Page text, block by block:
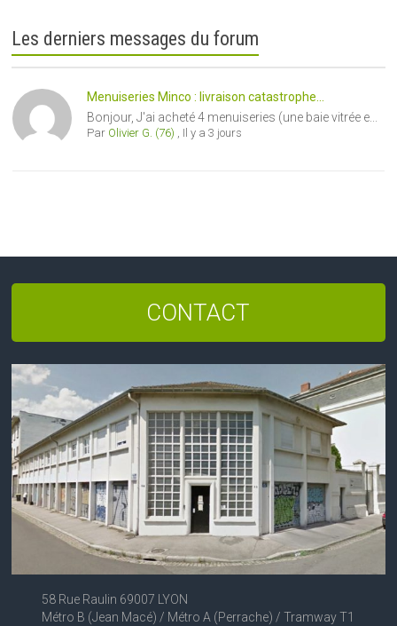
Les derniers messages du forum
Menuiseries Minco : livraison catastrophe...
Bonjour, J'ai acheté 4 menuiseries (une baie vitrée e...
Par Olivier G. (76) , Il y a 3 jours
CONTACT
58 Rue Raulin 69007 LYON
Métro B (Jean Macé) / Métro A (Perrache) / Tramway T1